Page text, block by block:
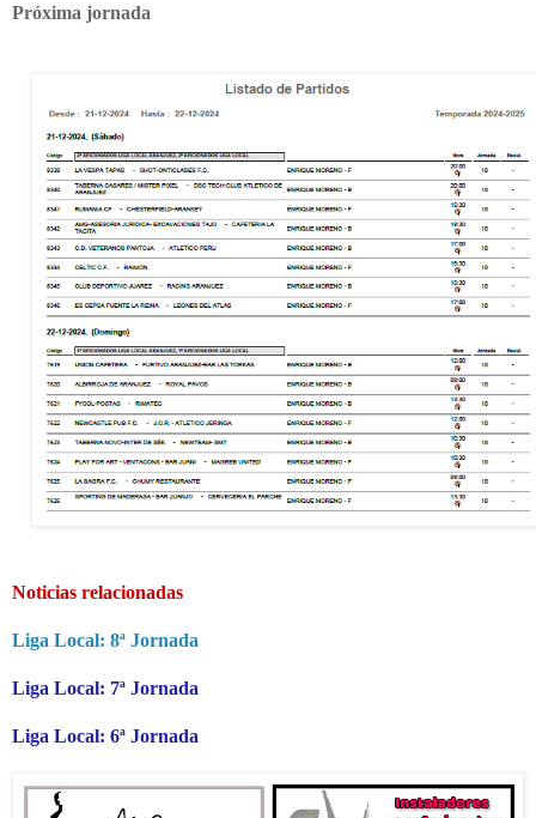
Próxima jornada
Noticias relacionadas
Liga Local: 8ª Jornada
Liga Local: 7ª Jornada
Liga Local: 6ª Jornada